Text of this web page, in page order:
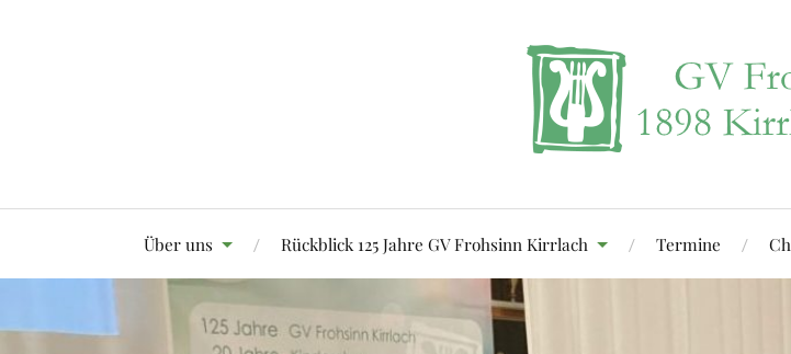
Über uns Rückblick 125 Jahre GV Frohsinn Kirrlach Termine